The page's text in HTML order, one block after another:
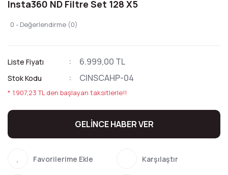
Insta360 ND Filtre Set 128 X5
0 - Değerlendirme (0)
Liste Fiyatı 6.999,00 TL
Stok Kodu CINSCAHP-04
* 1.907,23 TL den başlayan taksitlerle!!
GELİNCE HABER VER
Karşılaştır